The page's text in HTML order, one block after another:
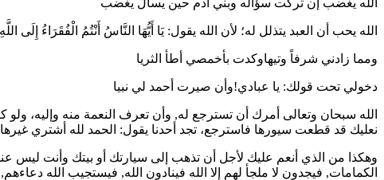
الله يحب أن العبد يتذلل له؛ لأن الله يقول:يَا أَيُّهَا النَّاسُ أَنْتُمُ الْفُقَرَاءُ إِلَى
ومما زادني شرفاً وتيهاوكدت بأخمصي أطأ الثريا
دخولي تحت قولك: يا عبادي!وأن صيرت أحمد لي نبيا
الله سبحان وتعالى أمرك أن تسترجع له, وأن تعرف النعمة منه وإليه،
نعليك قد قطعت سيورها فاسترجع، تجد أحدنا يقول: الحمد لله أشتري
وهكذا من الذي أنعم عليك لأجل أن تذهب إلى سيارتك أو بيتك وأنت ليس
الكمامات, فيجدون لا ملجأ لهم إلا الله فينادون الله, فيستجيب الله